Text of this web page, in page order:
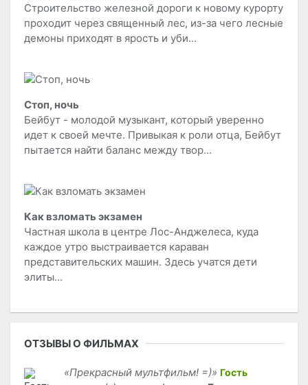
Строительство железной дороги к новому курорту
проходит через священный лес, из-за чего лесные
демоны приходят в ярость и уби...
Стоп, ночь
Бейбут - молодой музыкант, который уверенно
идет к своей мечте. Привыкая к роли отца, Бейбут
пытается найти баланс между твор...
Как взломать экзамен
Частная школа в центре Лос-Анджелеса, куда
каждое утро выстраивается караван
представительских машин. Здесь учатся дети
элиты...
ОТЗЫВЫ О ФИЛЬМАХ
«Прекрасный мультфильм! =)» Гость